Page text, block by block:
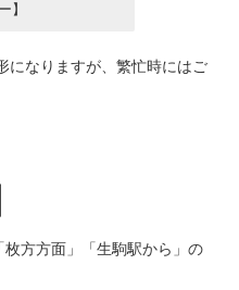
】
になりますが、繁忙時にはご
枚方方面」「生駒駅から」の